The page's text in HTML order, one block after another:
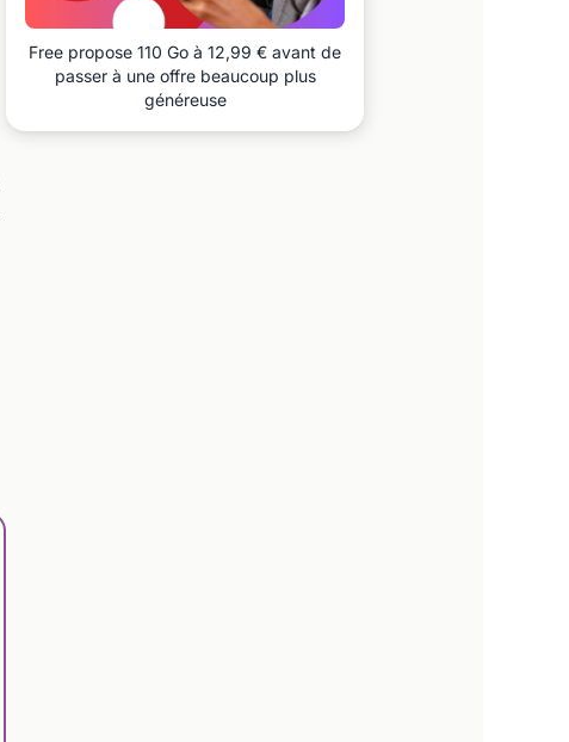
Free propose 110 Go à 12,99 € avant de
passer à une offre beaucoup plus
généreuse